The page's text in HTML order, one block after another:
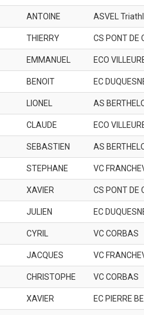
ANTOINE ASVEL
THIERRY CS PONT DE
EMMANUEL ECO
BENOIT EC
LIONEL AS
CLAUDE ECO
SEBASTIEN AS
STEPHANE VC
XAVIER CS PONT DE
JULIEN EC
CYRIL VC CORBAS
JACQUES VC
CHRISTOPHE VC CORBAS
XAVIER EC PIERRE